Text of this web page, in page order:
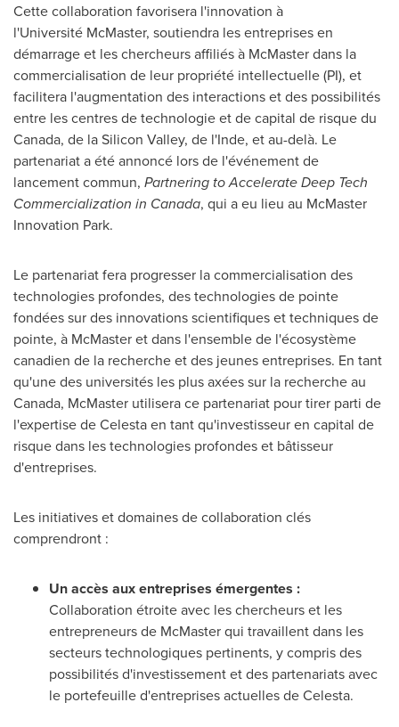
Cette collaboration favorisera l'innovation à
l'Université McMaster, soutiendra les entreprises en
démarrage et les chercheurs affiliés à McMaster dans la
commercialisation de leur propriété intellectuelle (PI), et
facilitera l'augmentation des interactions et des possibilités
entre les centres de technologie et de capital de risque du
Canada, de la Silicon Valley, de l'Inde, et au-delà. Le
partenariat a été annoncé lors de l'événement de
lancement commun, Partnering to Accelerate Deep Tech
Commercialization in Canada, qui a eu lieu au McMaster
Innovation Park.
Le partenariat fera progresser la commercialisation des
technologies profondes, des technologies de pointe
fondées sur des innovations scientifiques et techniques de
pointe, à McMaster et dans l'ensemble de l'écosystème
canadien de la recherche et des jeunes entreprises. En tant
qu'une des universités les plus axées sur la recherche au
Canada, McMaster utilisera ce partenariat pour tirer parti de
l'expertise de Celesta en tant qu'investisseur en capital de
risque dans les technologies profondes et bâtisseur
d'entreprises.
Les initiatives et domaines de collaboration clés
comprendront :
Un accès aux entreprises émergentes :
Collaboration étroite avec les chercheurs et les
entrepreneurs de McMaster qui travaillent dans les
secteurs technologiques pertinents, y compris des
possibilités d'investissement et des partenariats avec
le portefeuille d'entreprises actuelles de Celesta.